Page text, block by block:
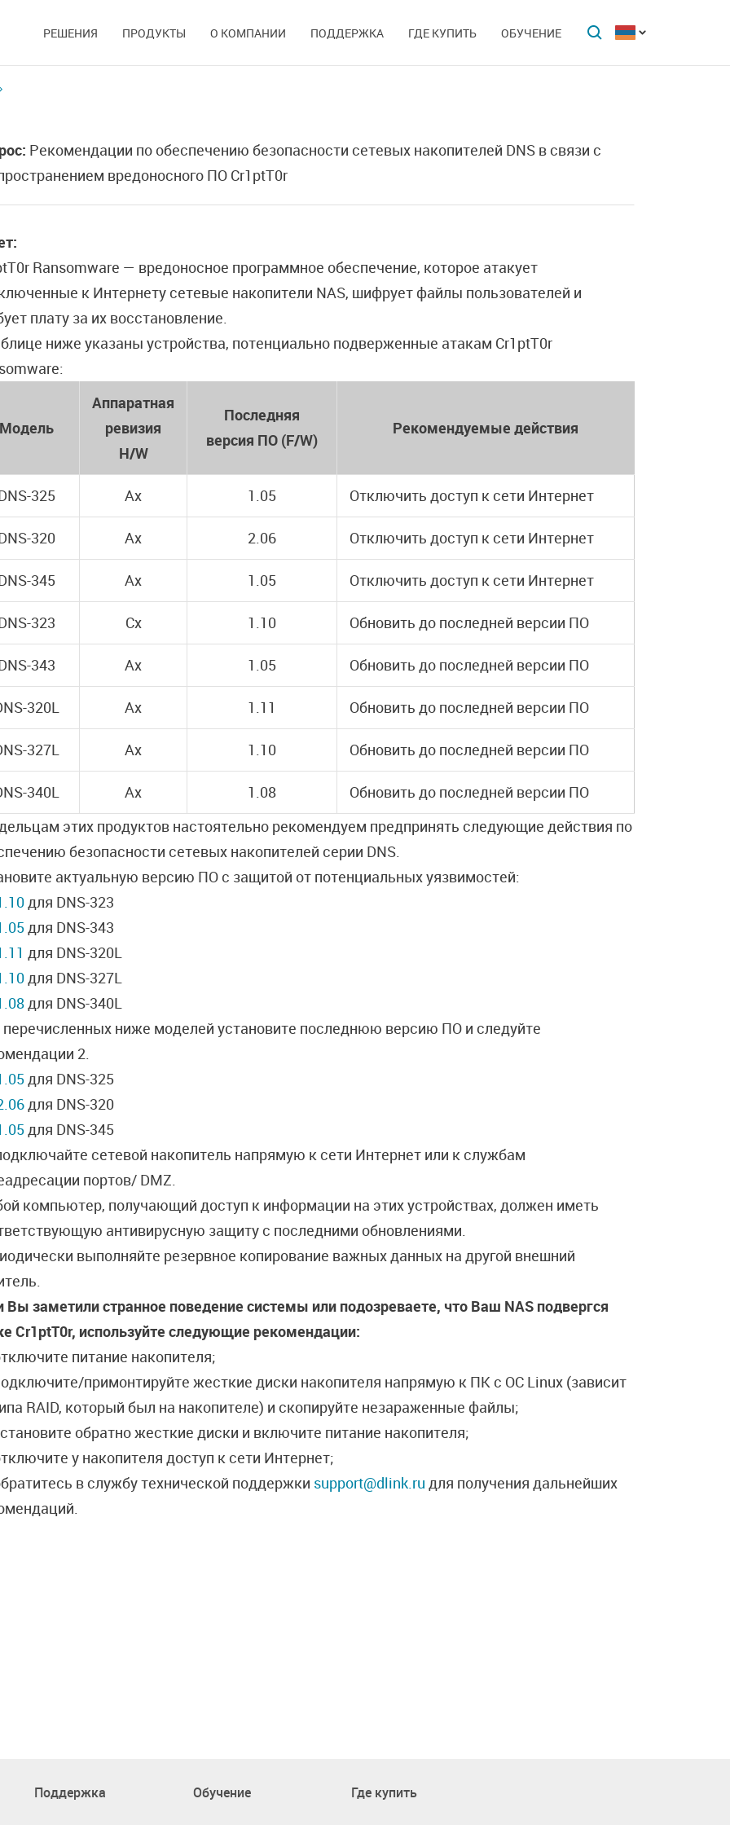
РЕШЕНИЯ ПРОДУКТЫ О КОМПАНИИ ПОДДЕРЖКА ГДЕ КУПИТЬ ОБУЧЕНИЕ
Рекомендации по обеспечению безопасности сетевых накопителей DNS в связи с
вредоносного ПО Cr1ptT0r
Ransomware — вредоносное программное обеспечение, которое атакует
к Интернету сетевые накопители NAS, шифрует файлы пользователей и
плату за их восстановление.
ниже указаны устройства, потенциально подверженные атакам Cr1ptT0r
Аппаратная
ревизия
H/W
Последняя
версия ПО (F/W)
Рекомендуемые действия
325 Ax 1.05 Отключить доступ к сети Интернет
320 Ax 2.06 Отключить доступ к сети Интернет
345 Ax 1.05 Отключить доступ к сети Интернет
323 Cx 1.10 Обновить до последней версии ПО
343 Ax 1.05 Обновить до последней версии ПО
320L Ax 1.11 Обновить до последней версии ПО
327L Ax 1.10 Обновить до последней версии ПО
340L Ax 1.08
Обновить до последней версии ПО
этих продуктов настоятельно рекомендуем предпринять следующие действия по
безопасности сетевых накопителей серии DNS.
актуальную версию ПО с защитой от потенциальных уязвимостей:
для DNS-323
для DNS-343
для DNS-320L
для DNS-327L
для DNS-340L
ниже моделей установите последнюю версию ПО и следуйте
2.
для DNS-325
для DNS-320
для DNS-345
сетевой накопитель напрямую к сети Интернет или к службам
портов/ DMZ.
компьютер, получающий доступ к информации на этих устройствах, должен иметь
антивирусную защиту с последними обновлениями.
выполняйте резервное копирование важных данных на другой внешний
Вы заметили странное поведение системы или подозреваете, что Ваш NAS подвергся
Сr1ptT0r, используйте следующие рекомендации:
питание накопителя;
примонтируйте жесткие диски накопителя напрямую к ПК с ОС Linux (зависит
RAID, который был на накопителе) и скопируйте незараженные файлы;
обратно жесткие диски и включите питание накопителя;
у накопителя доступ к сети Интернет;
в службу технической поддержки support@dlink.ru для получения дальнейших
Поддержка Обучение Где купить